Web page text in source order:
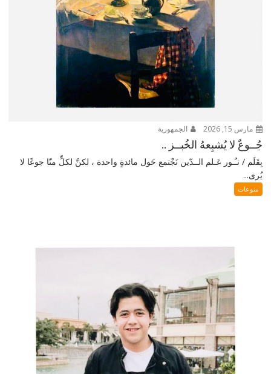
مارس 15, 2026 الجمهورية
جُــوعٌ لا يُشبِعهُ الخُبــز ..
بِقَلَم / نـُـور عَـلم الــدّين نَجْتمع حَول مائدةٍ واحدة ، لكنَّ لكلٍّ منّا جوعًا لا
يُرى...
منوعات